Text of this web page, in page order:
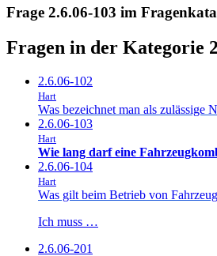
Frage 2.6.06-103 im
Fragen in der Kategorie
2.6.06-102
Hart
Was bezeichnet man als zulässige
2.6.06-103
Hart
Wie lang darf eine
2.6.06-104
Hart
Was gilt beim Betrieb von
Ich muss …
2.6.06-201